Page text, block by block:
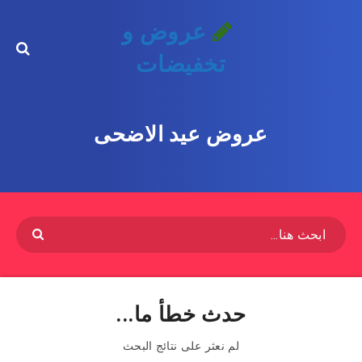
عروض و
تخفيضات
عروض عيد الاضحى
حدث خطأ ما...
لم نعثر على نتائج البحث